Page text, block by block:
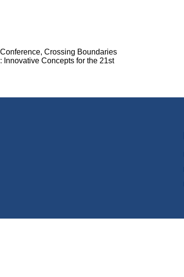
Crossing Boundaries
Concepts for the 21st